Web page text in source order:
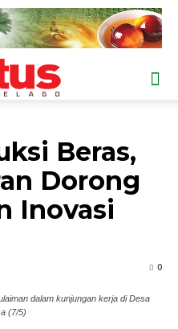
Beras,
Dorong
Inovasi
0
dalam kunjungan kerja di Desa
(7/5)